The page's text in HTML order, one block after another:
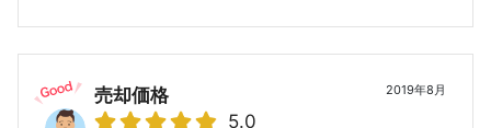
2019年8月
売却価格
5.0